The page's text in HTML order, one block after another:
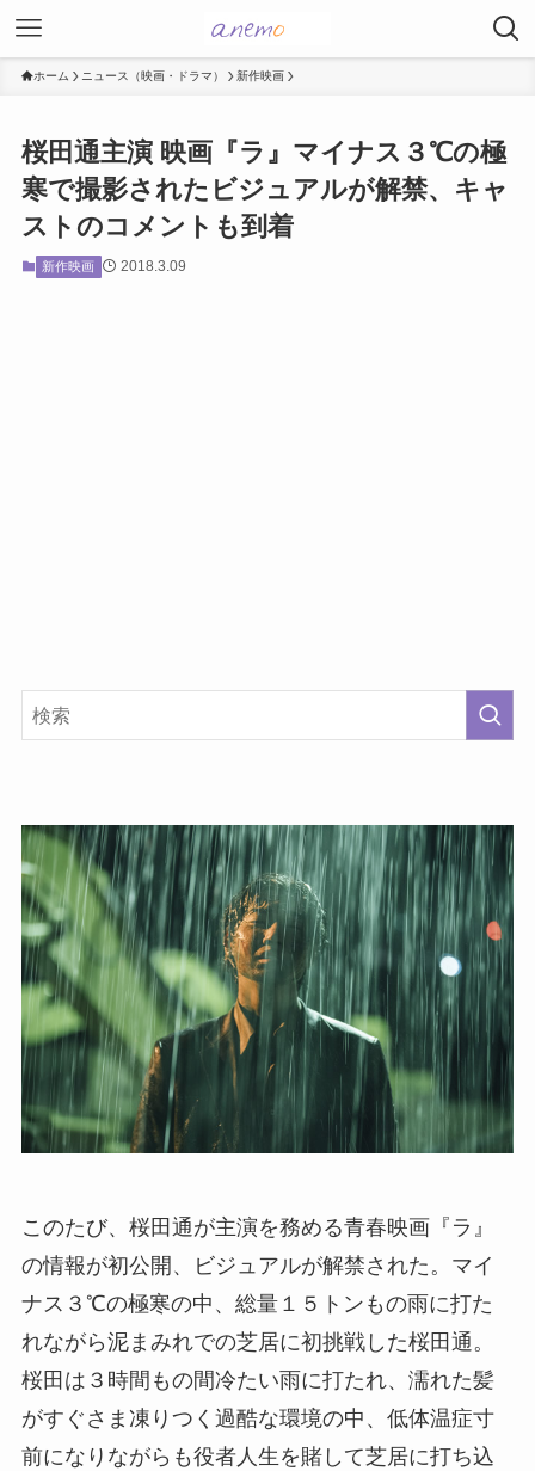
ホーム ニュース（映画・ドラマ） 新作映画
桜田通主演 映画『ラ』マイナス３℃の極
寒で撮影されたビジュアルが解禁、キャ
ストのコメントも到着
新作映画 2018.3.09
このたび、桜田通が主演を務める青春映画『ラ』
の情報が初公開、ビジュアルが解禁された。マイ
ナス３℃の極寒の中、総量１５トンもの雨に打た
れながら泥まみれでの芝居に初挑戦した桜田通。
桜田は３時間もの間冷たい雨に打たれ、濡れた髪
がすぐさま凍りつく過酷な環境の中、低体温症寸
前になりながらも役者人生を賭して芝居に打ち込